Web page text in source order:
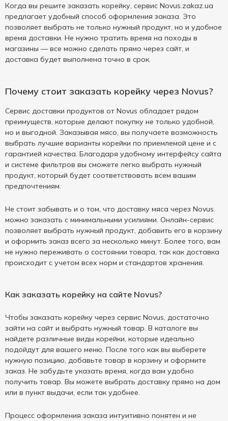
Когда вы решите заказать корейку, сервис Novus.zakaz.ua
предлагает удобный способ оформления заказа. Это
позволяет выбрать не только нужный продукт, но и удобное
время доставки. Не нужно тратить время на походы в
магазины — все можно сделать прямо через сайт, и
доставка будет выполнена точно в срок.
Почему стоит заказать корейку через Novus?
Сервис доставки продуктов от Novus обладает рядом
преимуществ, которые делают покупку не только удобной,
но и выгодной. Заказывая мясо, вы получаете возможность
выбрать лучшие варианты корейки по приемлемой цене и с
гарантией качества. Благодаря удобному интерфейсу сайта
и системе фильтров вы сможете легко выбрать нужный
продукт, который будет соответствовать всем вашим
предпочтениям.
Не стоит забывать и о том, что доставку мяса через Novus
можно заказать с минимальными усилиями. Онлайн-сервис
позволяет выбрать нужный продукт, добавить его в корзину
и оформить заказ всего за несколько минут. Более того, вам
не нужно переживать о состоянии товара, так как доставка
происходит с учетом всех норм и стандартов хранения.
Как заказать корейку на сайте Novus?
Чтобы заказать корейку через сервис Novus, достаточно
зайти на сайт и выбрать нужный товар. В каталоге вы
найдете различные виды корейки, которые идеально
подойдут для вашего меню. После того как вы выберете
нужную позицию, добавьте товар в корзину и оформите
заказ. Не забудьте указать время, когда вам удобно
получить товар. Вы можете выбрать доставку прямо на дом
или в пункт выдачи, если так удобнее.
Процесс оформления заказа интуитивно понятен и не